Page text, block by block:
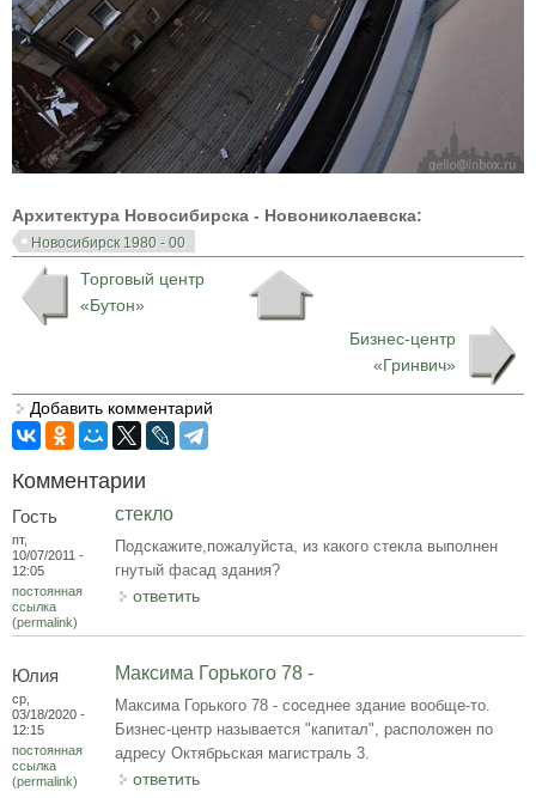
Архитектура Новосибирска - Новониколаевска:
Новосибирск 1980 - 00
Торговый центр
«Бутон»
Бизнес-центр
«Гринвич»
Добавить комментарий
Комментарии
Гость
пт,
10/07/2011 -
12:05
постоянная
ссылка
(permalink)
стекло
Подскажите,пожалуйста, из какого стекла выполнен
гнутый фасад здания?
ответить
Юлия
ср,
03/18/2020 -
12:15
постоянная
ссылка
(permalink)
Максима Горького 78 -
Максима Горького 78 - соседнее здание вообще-то.
Бизнес-центр называется "капитал", расположен по
адресу Октябрьская магистраль 3.
ответить